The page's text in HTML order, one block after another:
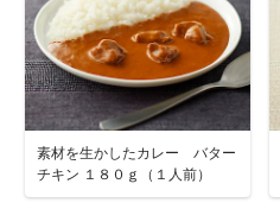
素材を生かしたカレー バター
チキン １８０ｇ（１人前）